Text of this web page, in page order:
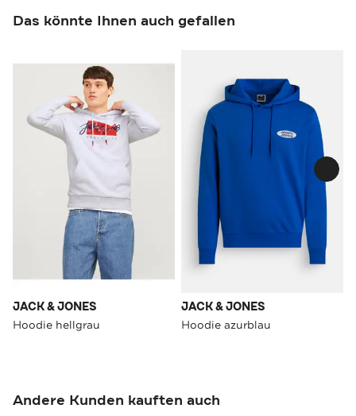
Das könnte Ihnen auch gefallen
JACK & JONES
Hoodie hellgrau
JACK & JONES
Hoodie azurblau
Andere Kunden kauften auch